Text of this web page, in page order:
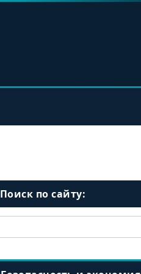
Поиск по сайту: